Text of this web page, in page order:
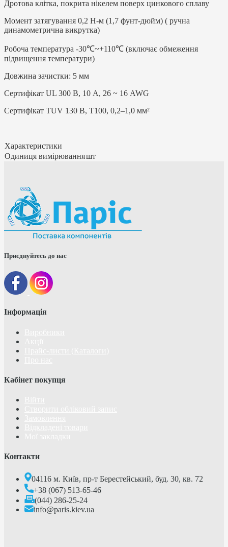
Дротова клітка, покрита нікелем поверх цинкового сплаву
Момент затягування 0,2 Н-м (1,7 фунт-дюйм) ( ручна
динамометрична викрутка)
Робоча температура -30℃~+110℃ (включає обмеження
підвищення температури)
Довжина зачистки: 5 мм
Сертифікат UL 300 В, 10 А, 26 ~ 16 AWG
Сертифікат TUV 130 В, T100, 0,2–1,0 мм²
Характеристики
Одиниця вимірюванняшт
Приєднуйтесь до нас
Інформація
Кабінет покупця
Контакти
04116 м. Київ, пр-т Берестейський, буд. 30, кв. 72
+38 (067) 513-65-46
(044) 286-25-24
info@paris.kiev.ua